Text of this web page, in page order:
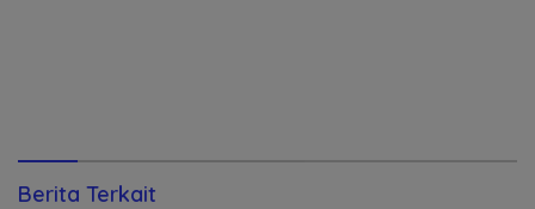
Berita Terkait